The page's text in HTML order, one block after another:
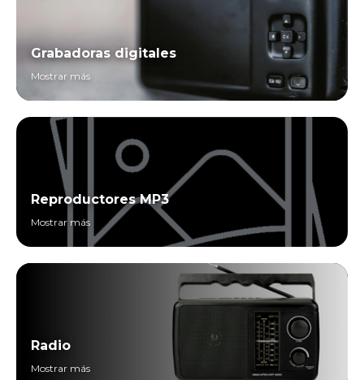
Grabadoras digitales
Mostrar más
Reproductores MP3
Mostrar más
Radio
Mostrar más